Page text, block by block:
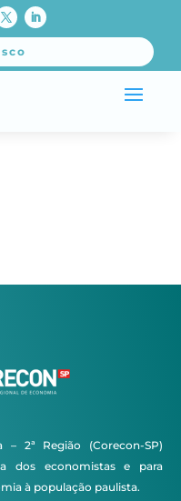
2ª Região (Corecon-SP)
dos economistas e para
à população paulista.